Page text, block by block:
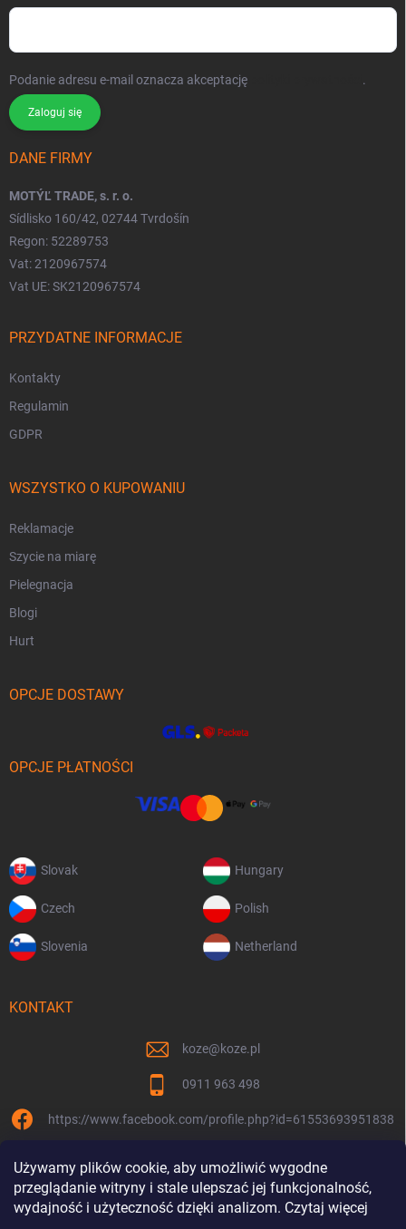
Używamy plików cookie, aby umożliwić wygodne
przeglądanie witryny i stale ulepszać jej funkcjonalność,
wydajność i użyteczność dzięki analizom. Czytaj więcej
Podanie adresu e-mail oznacza akceptację .
Zaloguj się
DANE FIRMY
MOTÝĽ TRADE, s. r. o.
Sídlisko 160/42, 02744 Tvrdošín
Regon: 52289753
Vat: 2120967574
Vat UE: SK2120967574
PRZYDATNE INFORMACJE
Kontakty
Regulamin
GDPR
WSZYSTKO O KUPOWANIU
Reklamacje
Szycie na miarę
Pielegnacja
Blogi
Hurt
OPCJE DOSTAWY
OPCJE PŁATNOŚCI
Slovak Hungary
Czech Polish
Slovenia Netherland
KONTAKT
koze@koze.pl
0911 963 498
https://www.facebook.com/profile.php?id=61553693951838